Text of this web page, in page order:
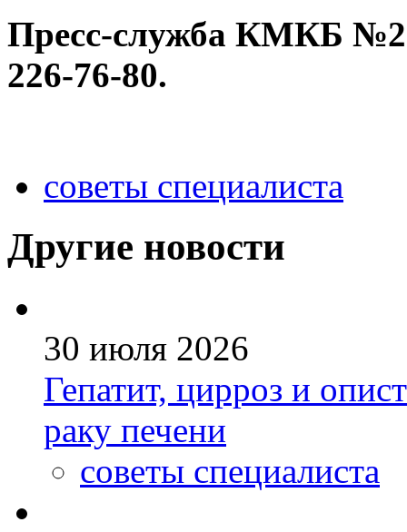
Пресс-служба КМКБ
226-76-80.
советы специалиста
Другие новости
30 июля 2026
Гепатит, цирроз и
раку печени
советы специалиста